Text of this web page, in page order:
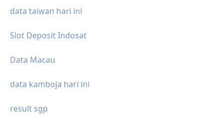
data taiwan hari ini
Slot Deposit Indosat
Data Macau
data kamboja hari ini
result sgp